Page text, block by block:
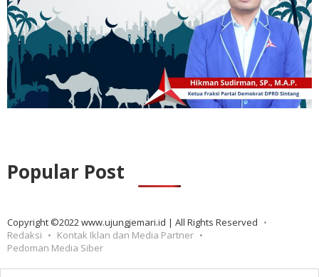
Popular Post
Copyright ©2022 www.ujungjemari.id | All Rights Reserved
Redaksi
Kontak Iklan dan Media Partner
Pedoman Media Siber